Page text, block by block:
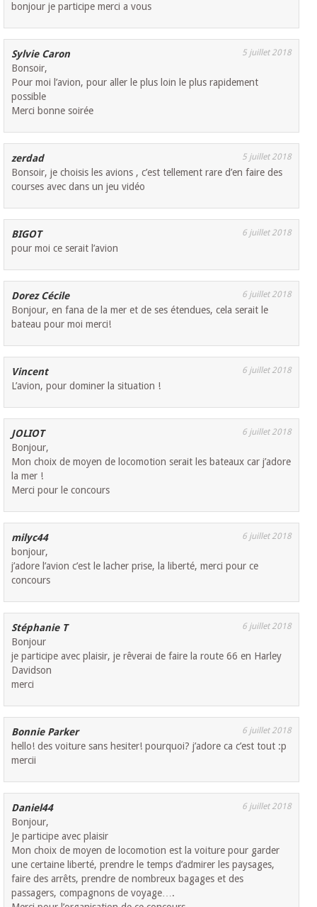
bonjour je participe merci a vous
Sylvie Caron 5 juillet 2018
Bonsoir,
Pour moi l’avion, pour aller le plus loin le plus rapidement
possible
Merci bonne soirée
zerdad 5 juillet 2018
Bonsoir, je choisis les avions , c’est tellement rare d’en faire des
courses avec dans un jeu vidéo
BIGOT 6 juillet 2018
pour moi ce serait l’avion
Dorez Cécile 6 juillet 2018
Bonjour, en fana de la mer et de ses étendues, cela serait le
bateau pour moi merci!
Vincent 6 juillet 2018
L’avion, pour dominer la situation !
JOLIOT 6 juillet 2018
Bonjour,
Mon choix de moyen de locomotion serait les bateaux car j’adore
la mer !
Merci pour le concours
milyc44 6 juillet 2018
bonjour,
j’adore l’avion c’est le lacher prise, la liberté, merci pour ce
concours
Stéphanie T 6 juillet 2018
Bonjour
je participe avec plaisir, je rêverai de faire la route 66 en Harley
Davidson
merci
Bonnie Parker 6 juillet 2018
hello! des voiture sans hesiter! pourquoi? j’adore ca c’est tout :p
mercii
Daniel44 6 juillet 2018
Bonjour,
Je participe avec plaisir
Mon choix de moyen de locomotion est la voiture pour garder
une certaine liberté, prendre le temps d’admirer les paysages,
faire des arrêts, prendre de nombreux bagages et des
passagers, compagnons de voyage….